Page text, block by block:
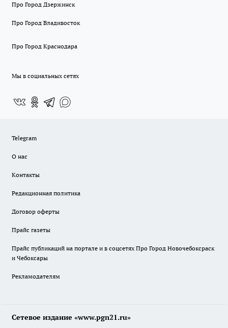
Про Город Дзержинск
Про Город Владивосток
Про Город Краснодара
Мы в социальных сетях
Telegram
О нас
Контакты
Редакционная политика
Договор оферты
Прайс газеты
Прайс публикаций на портале и в соцсетях Про Город Новочебоксраск
и Чебоксары
Рекламодателям
Сетевое издание «www.pgn21.ru»